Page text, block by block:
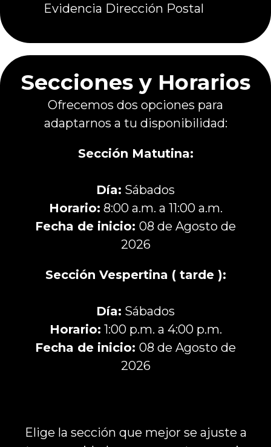
Evidencia Dirección Postal
Secciones y Horarios
Ofrecemos dos opciones para
adaptarnos a tu disponibilidad:
Sección Matutina:
Día: Sábados
Horario: 8:00 a.m. a 11:00 a.m.
Fecha de inicio: 08 de Agosto de
2026
Sección Vespertina ( tarde ):
Día: Sábados
Horario: 1:00 p.m. a 4:00 p.m.
Fecha de inicio: 08 de Agosto de
2026
Elige la sección que mejor se ajuste a